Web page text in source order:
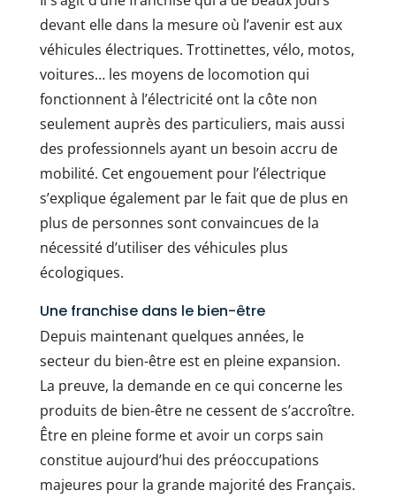
devant elle dans la mesure où l’avenir est aux
véhicules électriques. Trottinettes, vélo, motos,
voitures… les moyens de locomotion qui
fonctionnent à l’électricité ont la côte non
seulement auprès des particuliers, mais aussi
des professionnels ayant un besoin accru de
mobilité. Cet engouement pour l’électrique
s’explique également par le fait que de plus en
plus de personnes sont convaincues de la
nécessité d’utiliser des véhicules plus
écologiques.
Une franchise dans le bien-être
Depuis maintenant quelques années, le
secteur du bien-être est en pleine expansion.
La preuve, la demande en ce qui concerne les
produits de bien-être ne cessent de s’accroître.
Être en pleine forme et avoir un corps sain
constitue aujourd’hui des préoccupations
majeures pour la grande majorité des Français.